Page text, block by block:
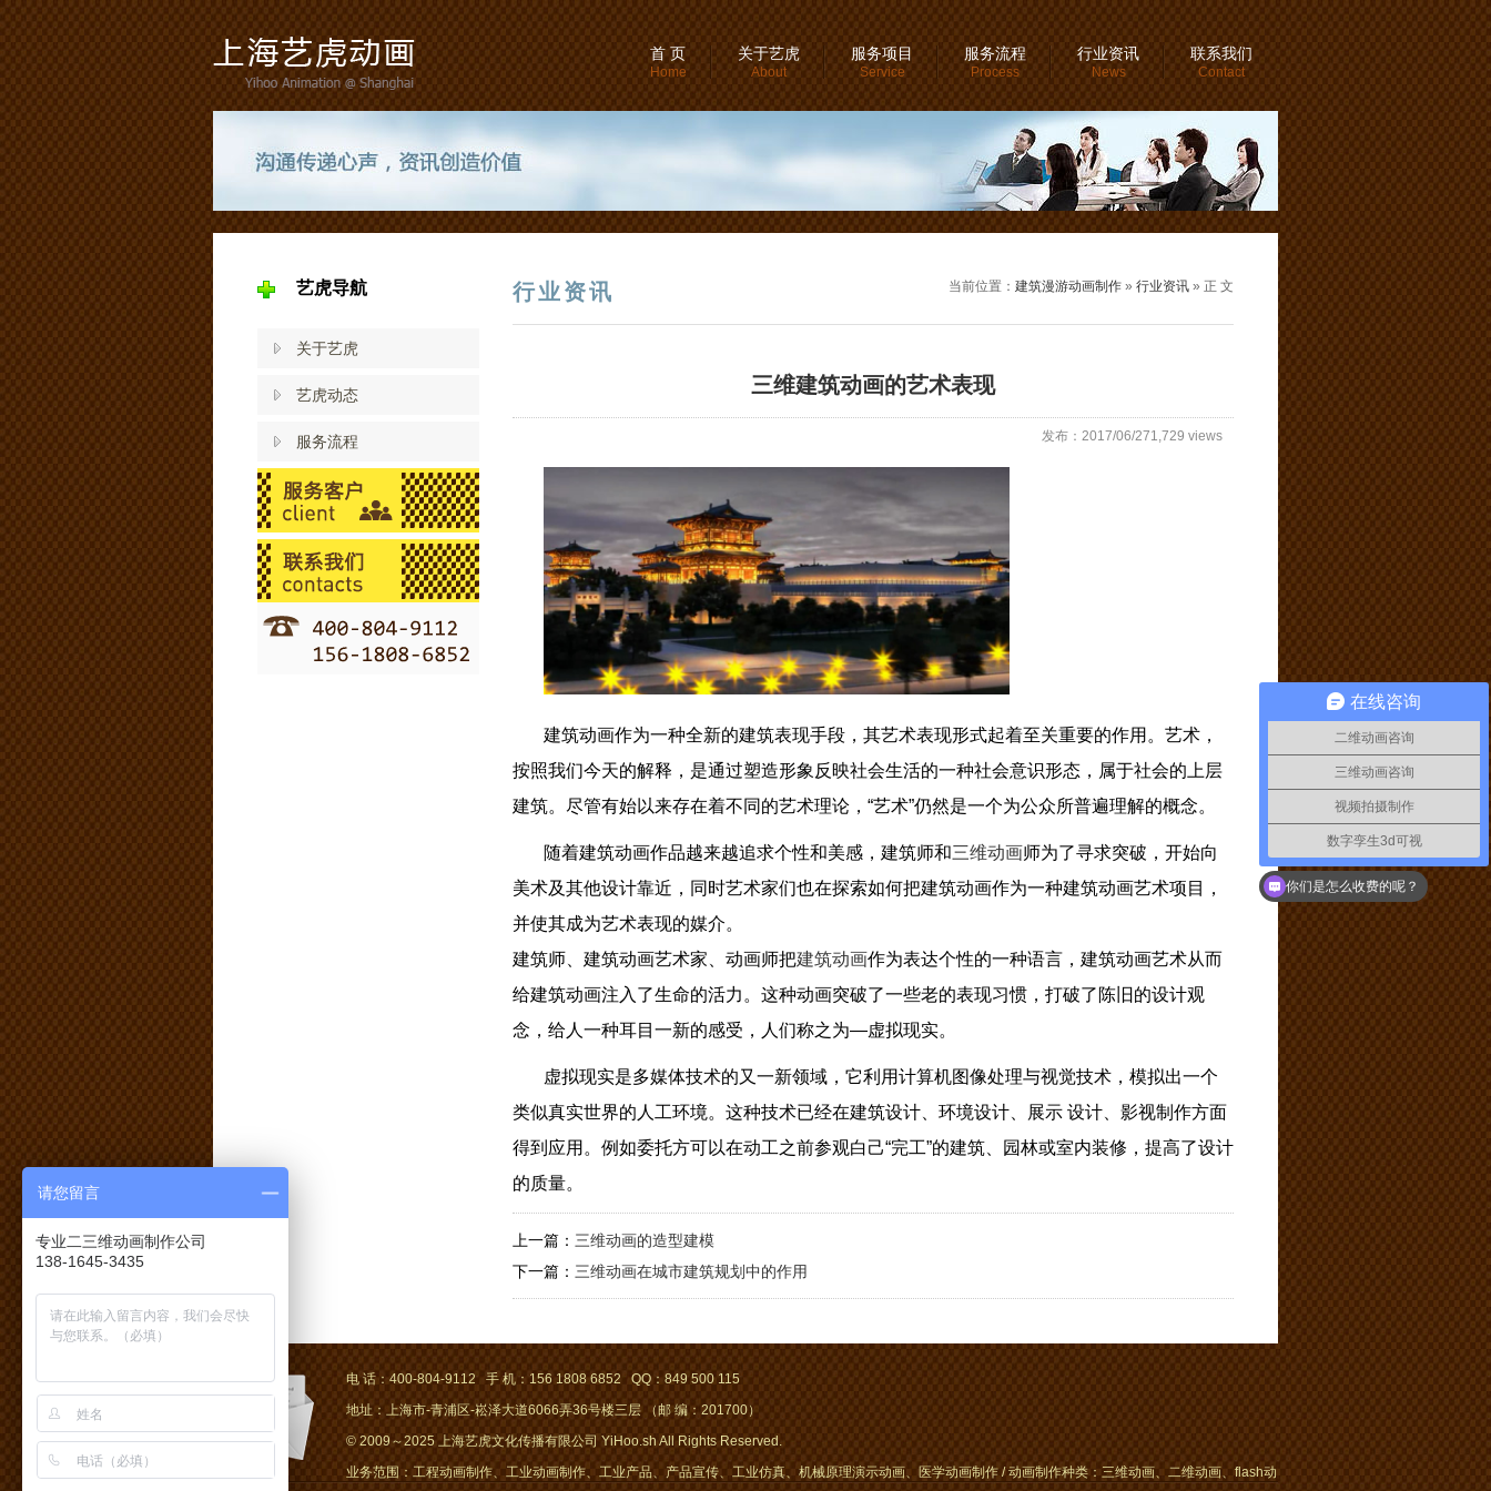
首 页
Home
关于艺虎
About
服务项目
Service
服务流程
Process
行业资讯
News
联系我们
Contact
艺虎导航
关于艺虎
艺虎动态
服务流程
行业资讯 当前位置： 建筑漫游动画制作 » 行业资讯 » 正 文
三维建筑动画的艺术表现
发布：2017/06/271,729 views
建筑动画作为一种全新的建筑表现手段，其艺术表现形式起着至关重要的作用。艺术，
按照我们今天的解释，是通过塑造形象反映社会生活的一种社会意识形态，属于社会的上层
建筑。尽管有始以来存在着不同的艺术理论，“艺术”仍然是一个为公众所普遍理解的概念。
随着建筑动画作品越来越追求个性和美感，建筑师和三维动画师为了寻求突破，开始向
美术及其他设计靠近，同时艺术家们也在探索如何把建筑动画作为一种建筑动画艺术项目，
并使其成为艺术表现的媒介。
建筑师、建筑动画艺术家、动画师把建筑动画作为表达个性的一种语言，建筑动画艺术从而
给建筑动画注入了生命的活力。这种动画突破了一些老的表现习惯，打破了陈旧的设计观
念，给人一种耳目一新的感受，人们称之为—虚拟现实。
虚拟现实是多媒体技术的又一新领域，它利用计算机图像处理与视觉技术，模拟出一个
类似真实世界的人工环境。这种技术已经在建筑设计、环境设计、展示 设计、影视制作方面
得到应用。例如委托方可以在动工之前参观白己“完工”的建筑、园林或室内装修，提高了设计
的质量。
上一篇： 三维动画的造型建模
下一篇： 三维动画在城市建筑规划中的作用
电 话：400-804-9112 手 机：156 1808 6852 QQ：849 500 115
地址：上海市-青浦区-崧泽大道6066弄36号楼三层 （邮 编：201700）
© 2009～2025 上海艺虎文化传播有限公司 YiHoo.sh All Rights Reserved.
业务范围：工程动画制作、工业动画制作、工业产品、产品宣传、工业仿真、机械原理演示动画、医学动画制作 / 动画制作种类：三维动画、二维动画、flash动
在线咨询
二维动画咨询
三维动画咨询
视频拍摄制作
数字孪生3d可视
你们是怎么收费的呢？
如何联系你们
请您留言
专业二三维动画制作公司
138-1645-3435